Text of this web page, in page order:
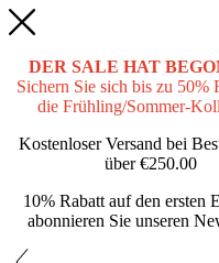
DER SALE HAT
Sichern Sie sich bis zu 50%
die Frühling/Sommer-
Kostenloser Versand bei
über€250.00
10% Rabatt auf den ersten
abonnieren Sie unseren